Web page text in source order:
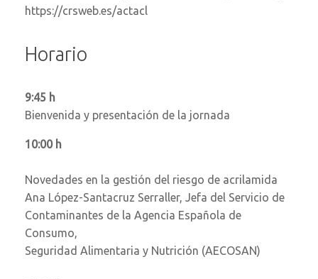
https://crsweb.es/actacl
Horario
9:45 h
Bienvenida y presentación de la jornada
10:00 h
Novedades en la gestión del riesgo de acrilamida
Ana López-Santacruz Serraller, Jefa del Servicio de
Contaminantes de la Agencia Española de
Consumo,
Seguridad Alimentaria y Nutrición (AECOSAN)